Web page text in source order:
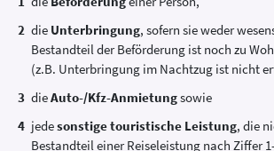
die Unterbringung, sofern sie weder
Bestandteil der Beförderung ist noch zu
(z.B. Unterbringung im Nachtzug ist nicht
dieAuto-/Kfz-Anmietungsowie
jedesonstige touristische Leistung, die
Bestandteil einer Reiseleistung nach Ziffer